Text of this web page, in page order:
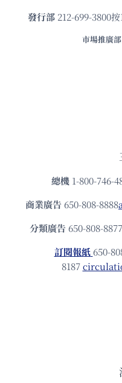
發⾏部 212-699-3800
市場推廣部
總機 1-800-746-
商業廣告 650-808-8888
分類廣告 650-808-8877
訂閱報紙 650-
8187